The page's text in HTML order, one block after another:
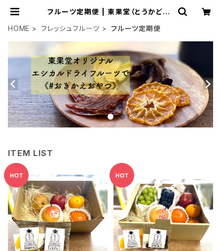
フルーツ定期便 | 東果堂（とうかどう）
ツ・無添加おやつ・低糖質おやつ・無添
HOME フレッシュフルーツ フルーツ定期便
ITEM LIST